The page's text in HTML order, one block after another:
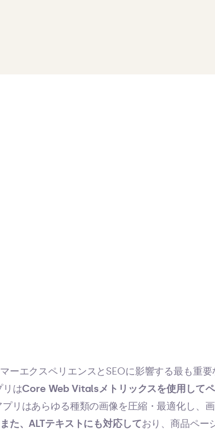
ーエクスペリエンスとSEOに影響する最も重要
はCore Web Vitalsメトリックスを使用して
プリはあらゆる種類の画像を圧縮・最適化し、
また、ALTテキストにも対応しており、商品ペー